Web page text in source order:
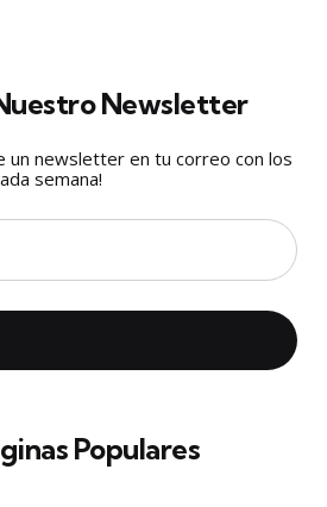
Newsletter
un newsletter en tu correo con los
semana!
Populares